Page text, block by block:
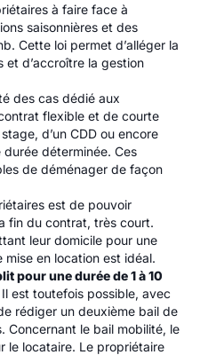
à faire face à
saisonnières et des
Cette loi permet d’alléger la
et d’accroître la gestion
des cas dédié aux
flexible et de courte
d’un CDD ou encore
durée déterminée. Ces
de déménager de façon
est de pouvoir
fin du contrat, très court.
leur domicile pour une
en location est idéal.
pour une durée de 1 à 10
Il est toutefois possible, avec
rédiger un deuxième bail de
Concernant le bail mobilité, le
le locataire. Le propriétaire